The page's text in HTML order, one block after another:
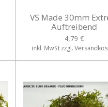
VS Made 30mm
Auftreibend
4,79 €
inkl. MwSt zzgl.